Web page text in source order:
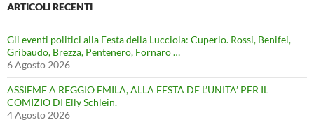
ARTICOLI RECENTI
Gli eventi politici alla Festa della Lucciola: Cuperlo. Rossi, Benifei,
Gribaudo, Brezza, Pentenero, Fornaro …
6 Agosto 2026
ASSIEME A REGGIO EMILA, ALLA FESTA DE L’UNITA’ PER IL
COMIZIO DI Elly Schlein.
4 Agosto 2026